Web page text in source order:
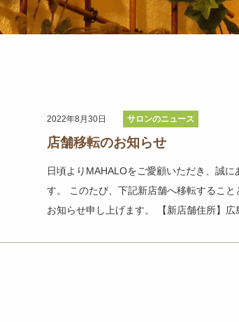
2022年8月30日 サロンのニュース
店舗移転のお知らせ
日頃よりMAHALOをご愛顧いただき、誠に
す。 このたび、下記新店舗へ移転すること
お知らせ申し上げます。 【新店舗住所】